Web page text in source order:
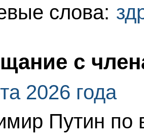
слова:
с
2026 года
Путин по